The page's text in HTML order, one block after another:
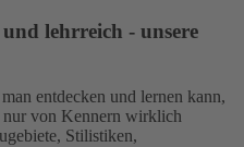
lehrreich - unsere
entdecken und lernen kann,
nur von Kennern wirklich
Stilistiken,